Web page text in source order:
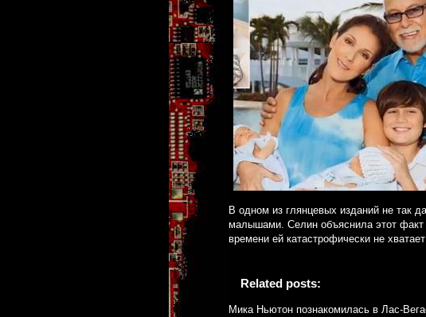
В одном из глянцевых изданий не так
малышами. Селин объяснила этот
времени ей катастрофически не
Related posts:
Мика Ньютон познакомилась в Лас-